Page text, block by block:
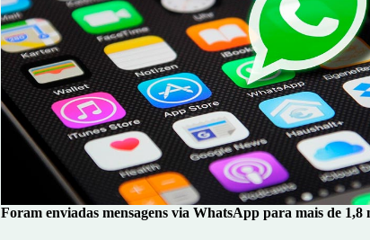
Foram enviadas mensagens via WhatsApp para mais de